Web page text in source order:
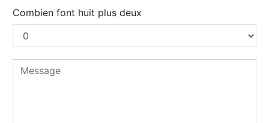
Combien font huit plus deux